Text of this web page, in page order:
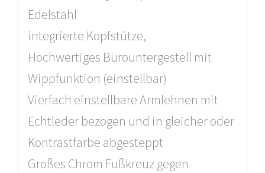
Edelstahl
integrierte Kopfstütze,
Hochwertiges Bürountergestell mit
Wippfunktion (einstellbar)
Vierfach einstellbare Armlehnen mit
Echtleder bezogen und in gleicher oder
Kontrastfarbe abgesteppt
Großes Chrom Fußkreuz gegen